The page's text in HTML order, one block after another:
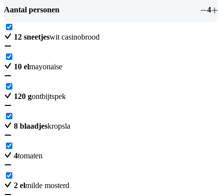
Aantal personen 4
12 sneetjeswit casinobrood
10 elmayonaise
120 gontbijtspek
8 blaadjeskropsla
4tomaten
2 elmilde mosterd